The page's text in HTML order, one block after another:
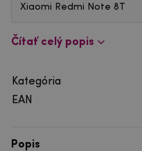
Xiaomi Redmi Note 8T
Čítať celý popis
Kategória
EAN
Popis